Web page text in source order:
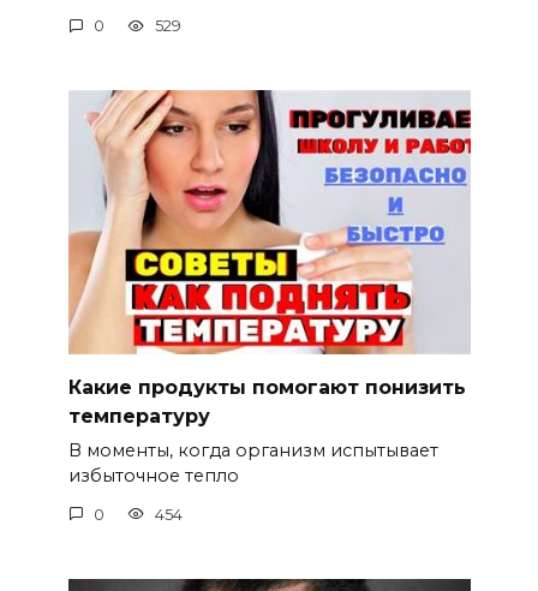
0 529
Какие продукты помогают понизить
температуру
В моменты, когда организм испытывает
избыточное тепло
0 454